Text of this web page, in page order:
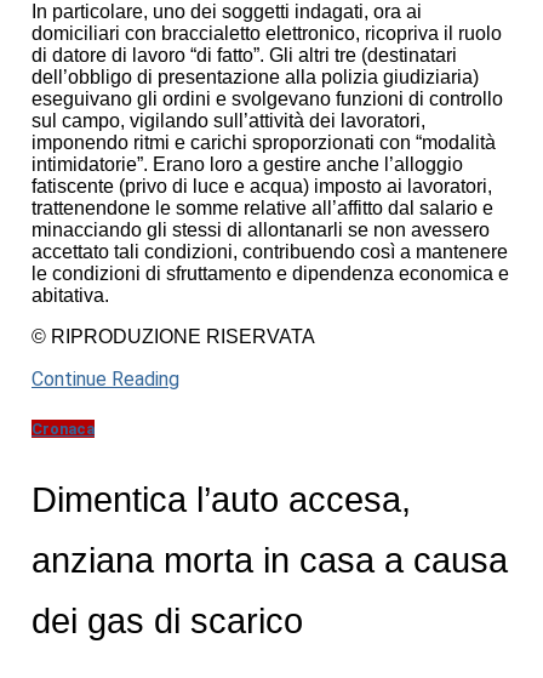
In particolare, uno dei soggetti indagati, ora ai
domiciliari con braccialetto elettronico, ricopriva il ruolo
di datore di lavoro “di fatto”. Gli altri tre (destinatari
dell’obbligo di presentazione alla polizia giudiziaria)
eseguivano gli ordini e svolgevano funzioni di controllo
sul campo, vigilando sull’attività dei lavoratori,
imponendo ritmi e carichi sproporzionati con “modalità
intimidatorie”. Erano loro a gestire anche l’alloggio
fatiscente (privo di luce e acqua) imposto ai lavoratori,
trattenendone le somme relative all’affitto dal salario e
minacciando gli stessi di allontanarli se non avessero
accettato tali condizioni, contribuendo così a mantenere
le condizioni di sfruttamento e dipendenza economica e
abitativa.
© RIPRODUZIONE RISERVATA
Continue Reading
Cronaca
Dimentica l’auto accesa,
anziana morta in casa a causa
dei gas di scarico